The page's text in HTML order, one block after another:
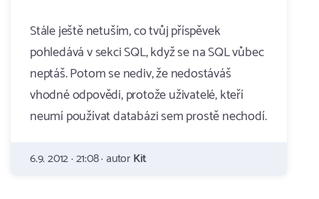
Stále ještě netuším, co tvůj příspěvek
pohledává v sekci SQL, když se na SQL vůbec
neptáš. Potom se nediv, že nedostáváš
vhodné odpovědi, protože uživatelé, kteří
neumí používat databázi sem prostě nechodí.
6.9. 2012 · 21:08 · autorKit